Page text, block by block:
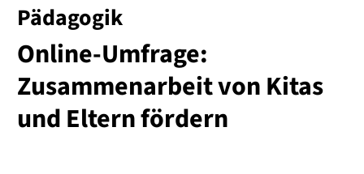
Pädagogik
Online-Umfrage:
Zusammenarbeit von Kitas
und Eltern fördern